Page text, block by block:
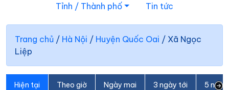
Tỉnh / Thành phố Tin tức
Trang chủ / Hà Nội / Huyện Quốc Oai / Xã Ngọc
Liệp
Hiện tại Theo giờ Ngày mai 3 ngày tới 5